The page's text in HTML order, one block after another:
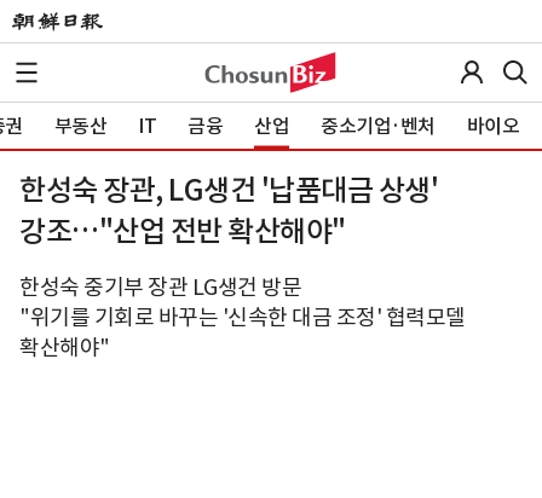
부동산 IT 금융 산업 중소기업·벤처 바이오
한성숙 장관, LG생건 '납품대금 상생'
강조…"산업 전반 확산해야"
한성숙 중기부 장관 LG생건 방문
"위기를 기회로 바꾸는 '신속한 대금 조정' 협력모델
확산해야"